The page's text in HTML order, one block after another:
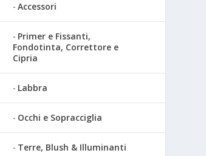
Accessori
Primer e Fissanti,
Fondotinta, Correttore e
Cipria
Labbra
Occhi e Sopracciglia
Terre, Blush & Illuminanti